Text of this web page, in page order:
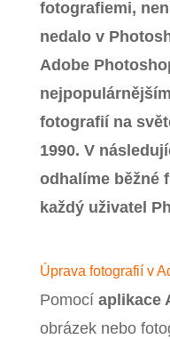
fotografiemi,
nedalo v
Adobe
fotografií na
1990. V
odhalíme běžné
každý uživatel
Úprava fotografií v
Pomocí aplikace
obrázek nebo